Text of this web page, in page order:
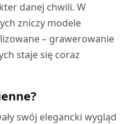
danej chwili. W
zniczy modele
– grawerowanie
staje się coraz
swój elegancki wygląd